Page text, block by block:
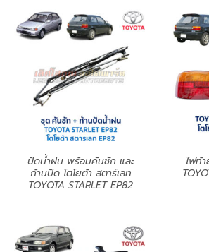
ปัดน้ำฝน พร้อมคันชัก และ
ก้านปัด โตโยต้า สตาร์เลท
TOYOTA STARLET EP82
ไฟท้